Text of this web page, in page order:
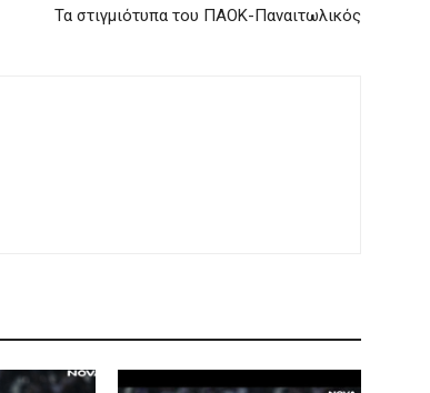
Τα στιγμιότυπα του ΠΑΟΚ-Παναιτωλικός